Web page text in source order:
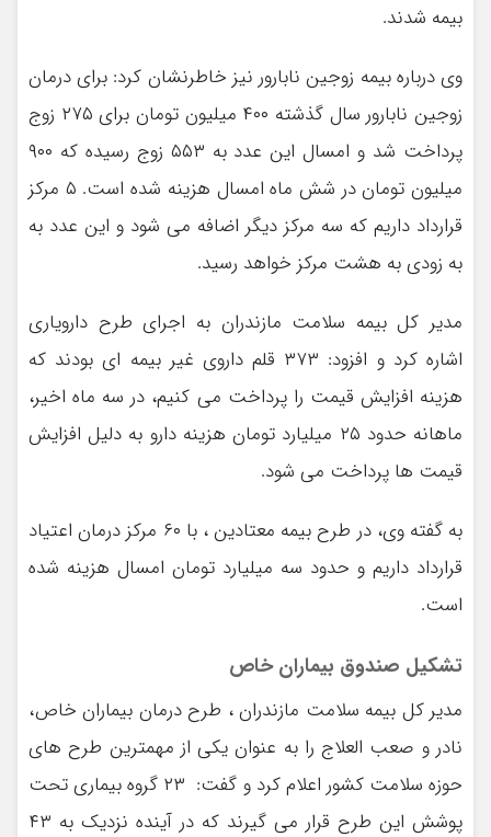
بیمه شدند.
وی درباره بیمه زوجین نابارور نیز خاطرنشان کرد: برای درمان
زوجین نابارور سال گذشته ۴۰۰ میلیون تومان برای ۲۷۵ زوج
پرداخت شد و امسال این عدد به ۵۵۳ زوج رسیده که ۹۰۰
میلیون تومان در شش ماه امسال هزینه شده است. ۵ مرکز
قرارداد داریم که سه مرکز دیگر اضافه می شود و این عدد به
به زودی به هشت مرکز خواهد رسید.
مدیر کل بیمه سلامت مازندران به اجرای طرح دارویاری
اشاره کرد و افزود: ۳۷۳ قلم داروی غیر بیمه ای بودند که
هزینه افزایش قیمت را پرداخت می کنیم، در سه ماه اخیر،
ماهانه حدود ۲۵ میلیارد تومان هزینه دارو به دلیل افزایش
قیمت ها پرداخت می شود.
به گفته وی، در طرح بیمه معتادین ، با ۶۰ مرکز درمان اعتیاد
قرارداد داریم و حدود سه میلیارد تومان امسال هزینه شده
است.
تشکیل صندوق بیماران خاص
مدیر کل بیمه سلامت مازندران ، طرح درمان بیماران خاص،
نادر و صعب العلاج را به عنوان یکی از مهمترین طرح های
حوزه سلامت کشور اعلام کرد و گفت: ۲۳ گروه بیماری تحت
پوشش این طرح قرار می گیرند که در آینده نزدیک به ۴۳